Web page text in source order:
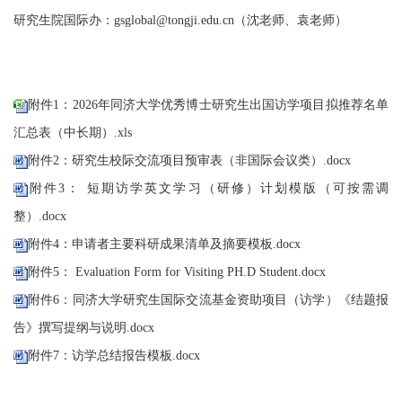
研究生院国际办： gsglobal@tongji.edu.cn（沈老师、袁老师）
附件1：2026年同济大学优秀博士研究生出国访学项目拟推荐名单
汇总表（中长期）.xls
附件2：研究生校际交流项目预审表（非国际会议类）.docx
附件3： 短期访学英文学习（研修）计划模版（可按需调
整）.docx
附件4：申请者主要科研成果清单及摘要模板.docx
附件5： Evaluation Form for Visiting PH.D Student.docx
附件6：同济大学研究生国际交流基金资助项目（访学）《结题报
告》撰写提纲与说明.docx
附件7：访学总结报告模板.docx